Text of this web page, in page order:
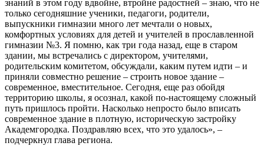
знаний в этом году вдвойне, втройне радостней – знаю, что не
только сегодняшние ученики, педагоги, родители,
выпускники гимназии много лет мечтали о новых,
комфортных условиях для детей и учителей в прославленной
гимназии №3. Я помню, как три года назад, еще в старом
здании, мы встречались с директором, учителями,
родительским комитетом, обсуждали, каким путем идти – и
приняли совместно решение – строить новое здание –
современное, вместительное. Сегодня, еще раз обойдя
территорию школы, я осознал, какой по-настоящему сложный
путь пришлось пройти. Насколько непросто было вписать
современное здание в плотную, историческую застройку
Академгородка. Поздравляю всех, что это удалось», –
подчеркнул глава региона.